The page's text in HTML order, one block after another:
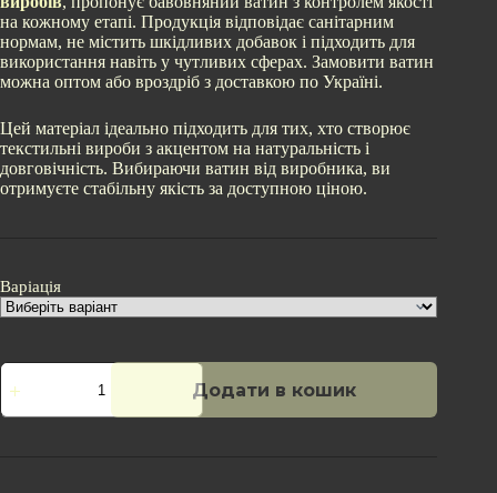
на кожному етапі. Продукція відповідає санітарним
нормам, не містить шкідливих добавок і підходить для
використання навіть у чутливих сферах. Замовити ватин
можна оптом або вроздріб з доставкою по Україні.
Цей матеріал ідеально підходить для тих, хто створює
текстильні вироби з акцентом на натуральність і
довговічність. Вибираючи ватин від виробника, ви
отримуєте стабільну якість за доступною ціною.
Варіація
Білий
бавовняний
ватин
Додати в кошик